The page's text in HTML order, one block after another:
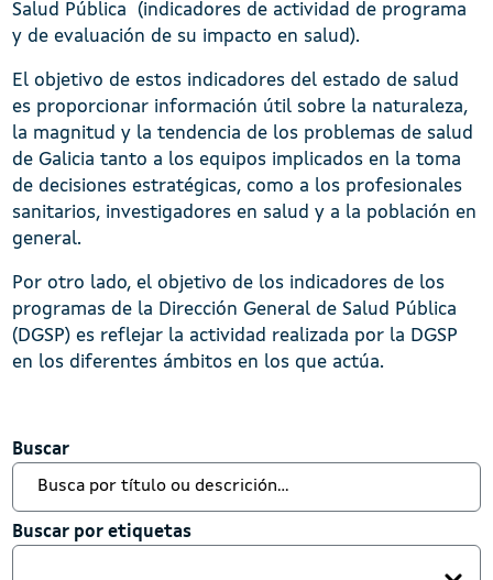
Salud Pública (indicadores de actividad de programa
y de evaluación de su impacto en salud).
El objetivo de estos indicadores del estado de salud
es proporcionar información útil sobre la naturaleza,
la magnitud y la tendencia de los problemas de salud
de Galicia tanto a los equipos implicados en la toma
de decisiones estratégicas, como a los profesionales
sanitarios, investigadores en salud y a la población en
general.
Por otro lado, el objetivo de los indicadores de los
programas de la Dirección General de Salud Pública
(DGSP) es reflejar la actividad realizada por la DGSP
en los diferentes ámbitos en los que actúa.
Buscar
Buscar
Buscar por etiquetas
Buscar por etiquetas